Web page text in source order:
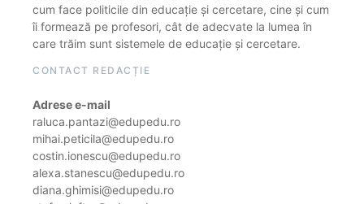
cum face politicile din educație și cercetare, cine și cum
îi formează pe profesori, cât de adecvate la lumea în
care trăim sunt sistemele de educație și cercetare.
CONTACT REDACȚIE
Adrese e-mail
raluca.pantazi@edupedu.ro
mihai.peticila@edupedu.ro
costin.ionescu@edupedu.ro
alexa.stanescu@edupedu.ro
diana.ghimisi@edupedu.ro